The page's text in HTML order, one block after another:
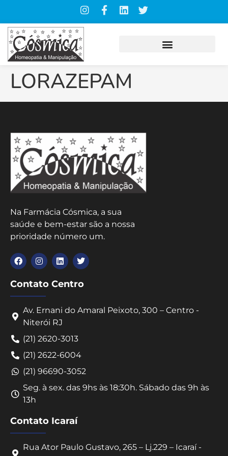
LORAZEPAM
Na Farmácia Cósmica, a sua
saúde e bem-estar são a nossa
prioridade número um.
Contato Centro
Av. Ernani do Amaral Peixoto, 300 – Centro -
Niterói RJ
(21) 2620-3013
(21) 2622-6004
(21) 96690-3052
Seg. à sex. das 9hs às 18:30h. Sábado das 9h às
13h
Contato Icaraí
Rua Ator Paulo Gustavo, 265 – Lj.229 – Icaraí -